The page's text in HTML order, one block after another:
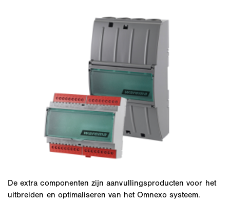
De extra componenten zijn aanvullingsproducten voor het
uitbreiden en optimaliseren van het Omnexo systeem.